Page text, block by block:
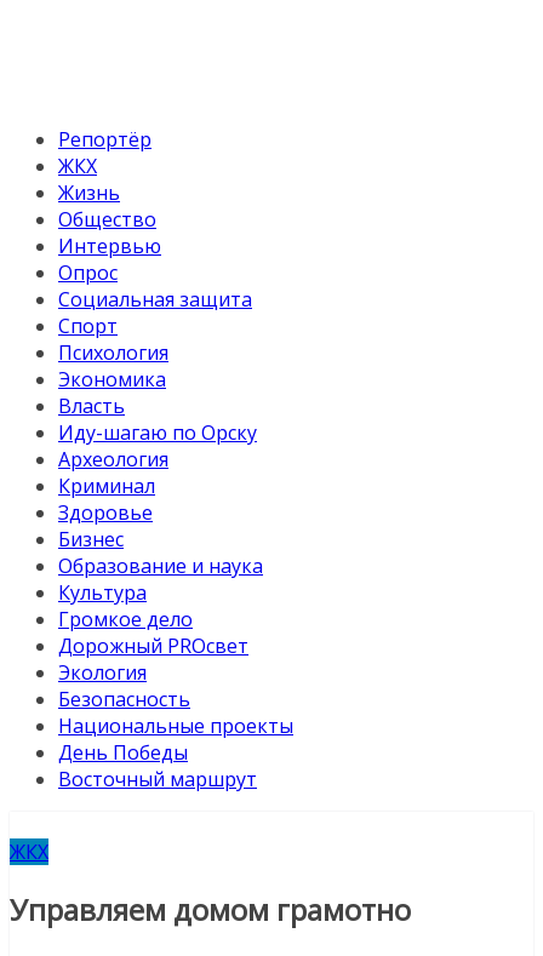
Репортёр
ЖКХ
Жизнь
Общество
Интервью
Опрос
Социальная защита
Спорт
Психология
Экономика
Власть
Иду-шагаю по Орску
Археология
Криминал
Здоровье
Бизнес
Образование и наука
Культура
Громкое дело
Дорожный PROсвет
Экология
Безопасность
Национальные проекты
День Победы
Восточный маршрут
ЖКХ
Управляем домом грамотно